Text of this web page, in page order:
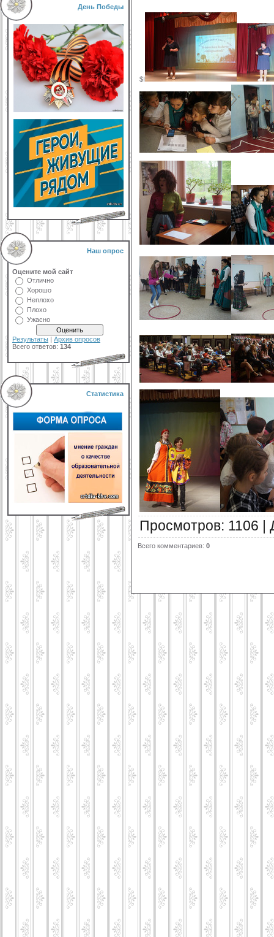
День Победы
Наш опрос
Оцените мой сайт
Отлично
Хорошо
Неплохо
Плохо
Ужасно
Результаты | Архив опросов
Всего ответов: 134
Статистика
$I
Просмотров: 1106
Всего комментариев: 0